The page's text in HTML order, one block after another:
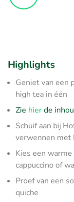
Highlights
Geniet van een
high tea in één
Zie hierde
Schuif aan bij
verwennen met
Kies een
cappuccino of
Proef van een
quiche